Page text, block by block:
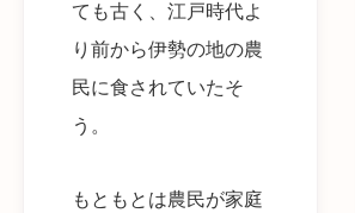
ても古く、江戸時代よ
り前から伊勢の地の農
民に食されていたそ
う。
もともとは農民が家庭